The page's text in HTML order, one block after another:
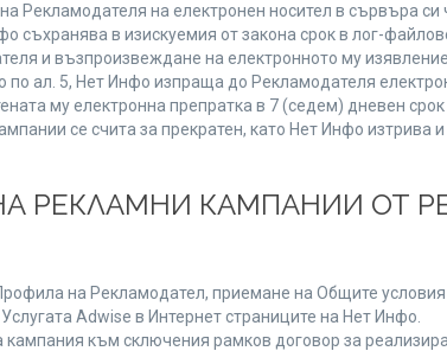
Рекламодателя на електронен носител в сървъра
в изискуемия от закона срок в лог-
и възпроизвеждане на електронното му
ал. 5, Нет Инфо изпраща до Рекламодателя
му електронна препратка в 7 (седем) дневен
се счита за прекратен, като Нет Инфо
РЕКЛАМНИ КАМПАНИИ ОТ
на Рекламодател, приемане на Общите
Adwise в Интернет страниците на Нет Инфо.
към сключения рамков договор за